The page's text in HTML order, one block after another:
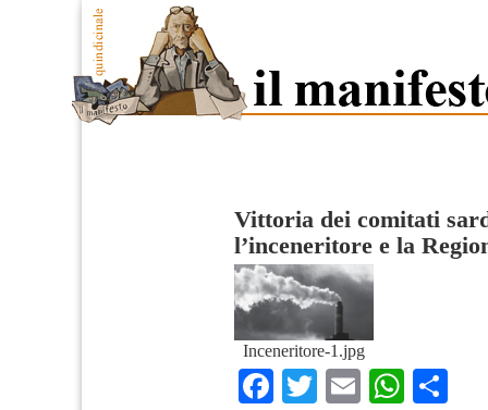
Vittoria dei comitati
l’inceneritore e la
Inceneritore-1.jpg
Facebook
TwitterEmail